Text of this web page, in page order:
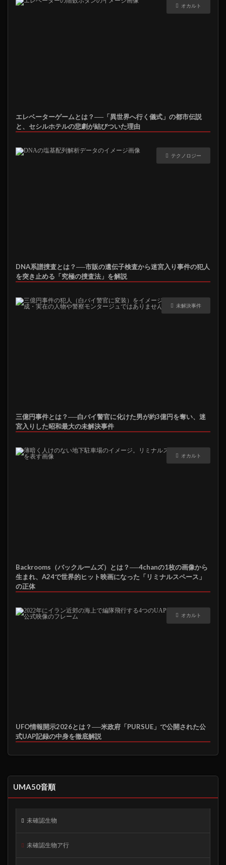
オカルト
エレベーターゲームとは？──「異世界へ行く儀式」の都市伝説
と、セシルホテルの悲劇が結びついた理由
テクノロジー
DNA系譜捜査とは？──市販の遺伝子検査から迷宮入り事件の犯人
を突き止める「究極の捜査法」を解説
未解決事件
三億円事件とは？──白バイ警官に化けた男が約3億円を奪い、迷
宮入りした昭和最大の未解決事件
オカルト
Backrooms（バックルームズ）とは？──4chanの1枚の画像から
生まれ、A24で世界的ヒット映画になった「リミナルスペース」
の正体
オカルト
UFO情報開示2026とは？──米政府「PURSUE」で公開された公
式UAP記録の中身を徹底解説
UMA50音順
未確認生物
未確認生物ア行